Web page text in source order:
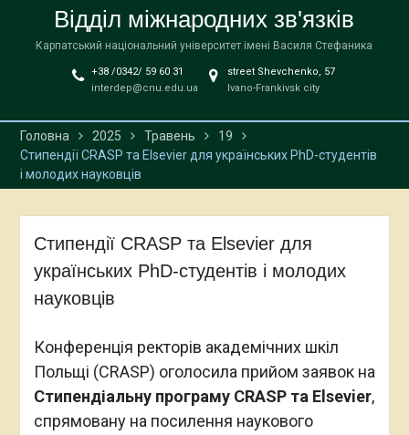
Відділ міжнародних зв'язків
Карпатський національний університет імені Василя Стефаника
+38 /0342/ 59 60 31
interdep@cnu.edu.ua
street Shevchenko, 57
Ivano-Frankivsk city
Головна 2025 Травень
19
Стипендії CRASP та Elsevier для українських PhD-студентів
і молодих науковців
Стипендії CRASP та Elsevier для
українських PhD-студентів і молодих
науковців
Конференція ректорів академічних шкіл
Польщі (CRASP) оголосила прийом заявок на
Стипендіальну програму CRASP та Elsevier,
спрямовану на посилення наукового